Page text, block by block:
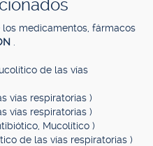
medicamentos, fármacos
de las vías
vías respiratorias )
vías respiratorias )
Mucolítico )
de las vías respiratorias )